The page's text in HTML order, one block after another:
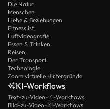
Die Natur
Menschen
Liebe & Beziehungen
Fitness ist
Luftvideografie
Essen & Trinken
Reisen
Der Transport
Technologie
Zoom virtuelle Hintergründe
KI-Workflows
Text-zu-Video-KI-Workflows
Bild-zu-Video-KI-Workflows